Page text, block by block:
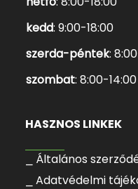
kedd: 9:00-18:00
szerda-péntek:
szombat: 8:00-14:00
HASZNOS LINKEK
⎯ Általános
⎯ Adatvédelmi